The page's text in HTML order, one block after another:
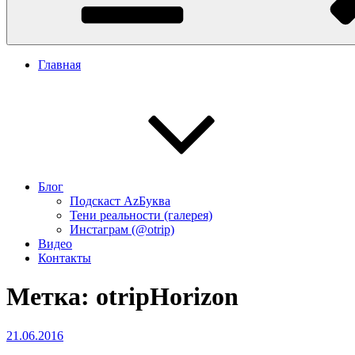
Главная
Блог
Подскаст АzБуква
Тени реальности (галерея)
Инстаграм (@otrip)
Видео
Контакты
Метка: otripHorizon
Опубликовано
21.06.2016